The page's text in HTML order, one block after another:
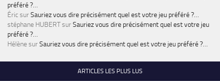
préféré ?…
ÉricsurSauriez vous dire précisément quel est votre jeu préféré ?…
stéphane HUBERTsurSauriez vous dire précisément quel est votre jeu
préféré ?…
HélènesurSauriez vous dire précisément quel est votre jeu préféré ?…
ARTICLES LES PLUS LUS